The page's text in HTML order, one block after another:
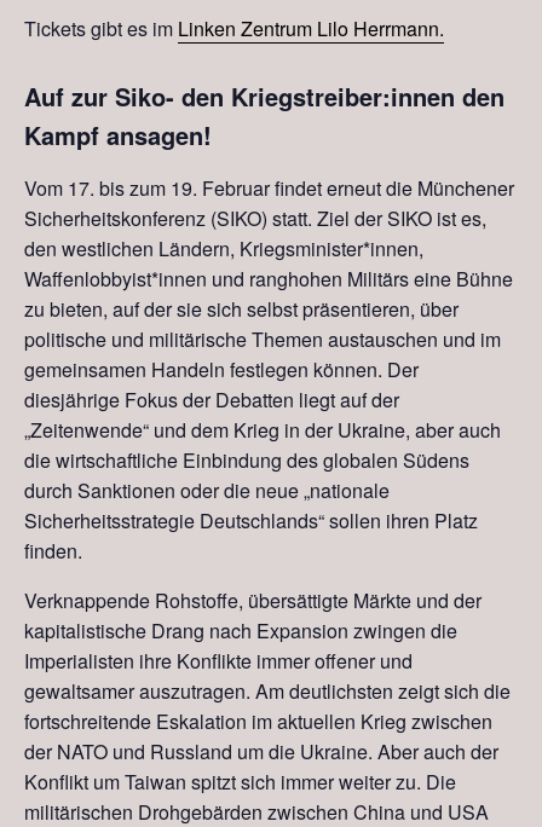
Tickets gibt es im Linken Zentrum Lilo Herrmann.
Auf zur Siko- den Kriegstreiber:innen den
Kampf ansagen!
Vom 17. bis zum 19. Februar findet erneut die Münchener
Sicherheitskonferenz (SIKO) statt. Ziel der SIKO ist es,
den westlichen Ländern, Kriegsminister*innen,
Waffenlobbyist*innen und ranghohen Militärs eine Bühne
zu bieten, auf der sie sich selbst präsentieren, über
politische und militärische Themen austauschen und im
gemeinsamen Handeln festlegen können. Der
diesjährige Fokus der Debatten liegt auf der
„Zeitenwende“ und dem Krieg in der Ukraine, aber auch
die wirtschaftliche Einbindung des globalen Südens
durch Sanktionen oder die neue „nationale
Sicherheitsstrategie Deutschlands“ sollen ihren Platz
finden.
Verknappende Rohstoffe, übersättigte Märkte und der
kapitalistische Drang nach Expansion zwingen die
Imperialisten ihre Konflikte immer offener und
gewaltsamer auszutragen. Am deutlichsten zeigt sich die
fortschreitende Eskalation im aktuellen Krieg zwischen
der NATO und Russland um die Ukraine. Aber auch der
Konflikt um Taiwan spitzt sich immer weiter zu. Die
militärischen Drohgebärden zwischen China und USA